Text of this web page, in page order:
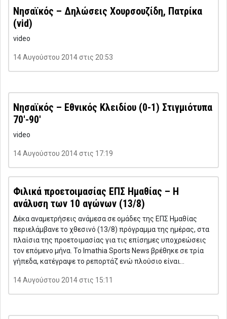
Νησαϊκός – Δηλώσεις Χουρσουζίδη, Πατρίκα
(vid)
video
14 Αυγούστου 2014 στις 20:53
Νησαϊκός – Εθνικός Κλειδίου (0-1) Στιγμιότυπα
70′-90′
video
14 Αυγούστου 2014 στις 17:19
Φιλικά προετοιμασίας ΕΠΣ Ημαθίας – Η
ανάλυση των 10 αγώνων (13/8)
Δέκα αναμετρήσεις ανάμεσα σε ομάδες της ΕΠΣ Ημαθίας
περιελάμβανε το χθεσινό (13/8) πρόγραμμα της ημέρας, στα
πλαίσια της προετοιμασίας για τις επίσημες υποχρεώσεις
τον επόμενο μήνα. Το Imathia Sports News βρέθηκε σε τρία
γήπεδα, κατέγραψε το ρεπορτάζ ενώ πλούσιο είναι…
14 Αυγούστου 2014 στις 15:11